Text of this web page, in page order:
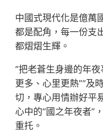
中國式現代化是億萬
都是配角，每一份支
都熠熠生輝。
“把老蒼生身邊的年
更多、心里更熱”“及
切，專心用情辦好平
心中的“國之年夜者”
重托。